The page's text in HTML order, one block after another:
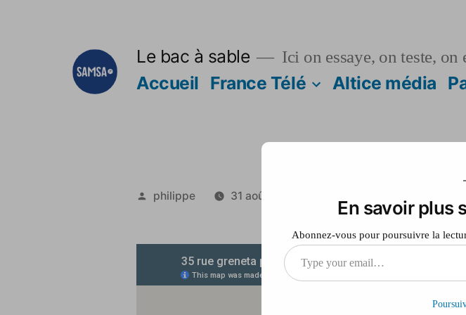
Le bac à sable Ici on essaye, on teste, on
Accueil France Télé Altice média
Publié
philippe 31 août 2012
En savoir plus
Abonnez-vous pour poursuivre la
Type
your